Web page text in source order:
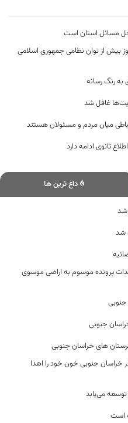
مسائل استان است
بیش از توان نظامی جمهوری اسلامی
به رنگ رسانه
غافل شد
میان مردم و مسئولان هستند
ثانوی ادامه دارد
داغ ترین ها
شد
پرونده موسوم به اراضی موسوی
جنوبی
های خراسان جنوبی
سال جاری ۱۲ هزار و ۶۷۷ نفر در خراسان جنوبی خون خود را اهدا
می‌یابد
است